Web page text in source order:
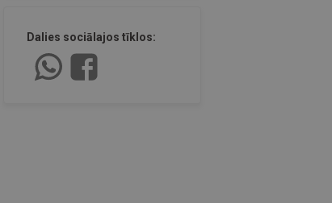
Dalies sociālajos tīklos: